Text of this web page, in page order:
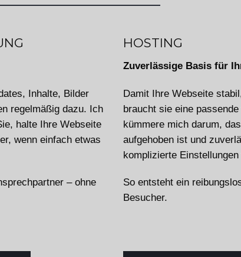
Inhalte, Bilder
regelmäßig dazu. Ich
halte Ihre Webseite
wenn einfach etwas
– ohne
HOSTING
Zuverlässige Basis für
Damit Ihre Webseite
braucht sie eine
kümmere mich darum,
aufgehoben ist und
komplizierte
So entsteht ein
Besucher.